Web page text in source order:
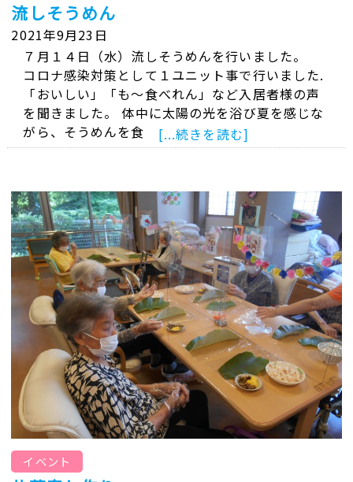
流しそうめん
2021年9月23日
７月１４日（水）流しそうめんを行いました。
コロナ感染対策として１ユニット事で行いました.
「おいしい」「も～食べれん」など入居者様の声
を聞きました。 体中に太陽の光を浴び夏を感じな
がら、そうめんを食 [...続きを読む]
イベント